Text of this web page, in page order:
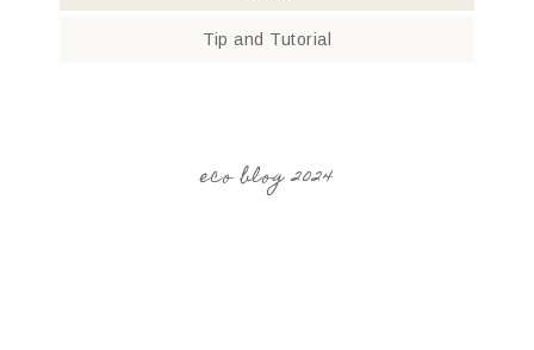
Tip and Tutorial
eco blog 2024